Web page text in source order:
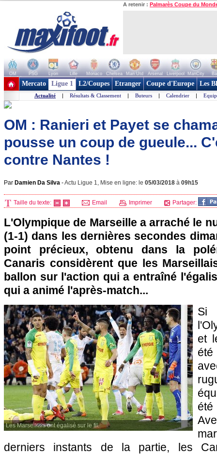
A retenir : Palmarès Coupe du
OM PSG Lyon Lille Monaco Chelsea Man Utd Arsenal Liverpool ManCity
+ de clubs
Mercato Ligue 1 L2/Coupes Etranger Coupe d'Europe Les
Actualité | Résultats & Classement | Buteurs | Calendrier |
OM : Ranieri et Payet se
pousse un coup de gueule...
contre Nantes !
Par Damien Da Silva -Actu Ligue 1, Mise en ligne: le 05/03/2018 à 09h15
Taille du texte: Email Imprimer Partager:
L'Olympique de Marseille a arraché le
(1-1) dans les dernières secondes
point précieux, obtenu dans la
Canaris considèrent que les
ballon sur l'action qui a entraîné
qui a animé l'après-match...
Les Marseillais ont égalisé sur le fil.
Si
et
derniers instants de la partie, les